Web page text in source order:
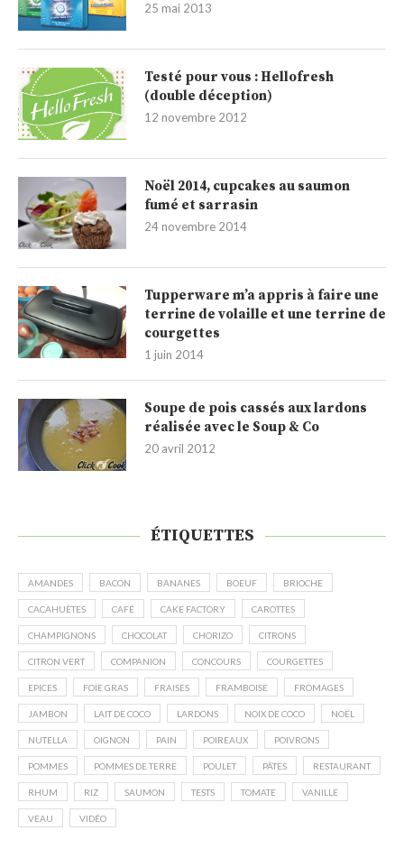
25 mai 2013
Testé pour vous : Hellofresh
(double déception)
12 novembre 2012
Noël 2014, cupcakes au saumon
fumé et sarrasin
24 novembre 2014
Tupperware m’a appris à faire une
terrine de volaille et une terrine de
courgettes
1 juin 2014
Soupe de pois cassés aux lardons
réalisée avec le Soup & Co
20 avril 2012
ÉTIQUETTES
AMANDES BACON BANANES BOEUF BRIOCHE
CACAHUÈTES CAFÉ CAKE FACTORY CAROTTES
CHAMPIGNONS CHOCOLAT CHORIZO CITRONS
CITRON VERT COMPANION CONCOURS COURGETTES
EPICES FOIE GRAS FRAISES FRAMBOISE FROMAGES
JAMBON LAIT DE COCO LARDONS NOIX DE COCO NOËL
NUTELLA OIGNON PAIN POIREAUX POIVRONS
POMMES POMMES DE TERRE POULET PÂTES RESTAURANT
RHUM RIZ SAUMON TESTS TOMATE VANILLE
VEAU VIDÉO